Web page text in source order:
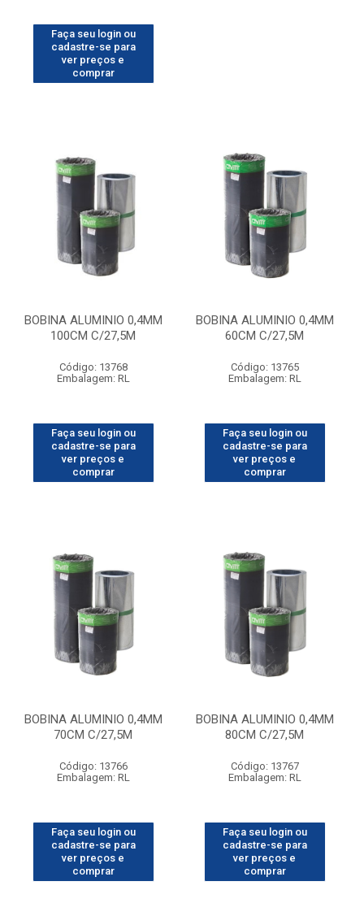
Faça seu login ou
cadastre-se para
ver preços e
comprar
BOBINA ALUMINIO 0,4MM
100CM C/27,5M
Código: 13768
Embalagem: RL
Faça seu login ou
cadastre-se para
ver preços e
comprar
BOBINA ALUMINIO 0,4MM
60CM C/27,5M
Código: 13765
Embalagem: RL
Faça seu login ou
cadastre-se para
ver preços e
comprar
BOBINA ALUMINIO 0,4MM
70CM C/27,5M
Código: 13766
Embalagem: RL
Faça seu login ou
cadastre-se para
ver preços e
comprar
BOBINA ALUMINIO 0,4MM
80CM C/27,5M
Código: 13767
Embalagem: RL
Faça seu login ou
cadastre-se para
ver preços e
comprar